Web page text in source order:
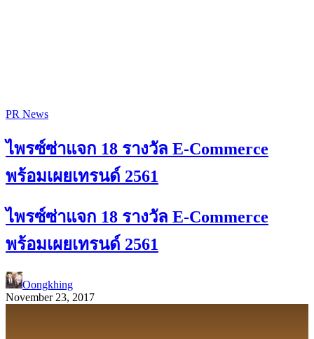
PR News
ไพรซ์ซ่าแจก 18 รางวัล E-Commerce
พร้อมเผยเทรนด์ 2561
ไพรซ์ซ่าแจก 18 รางวัล E-Commerce
พร้อมเผยเทรนด์ 2561
Oongkhing
November 23, 2017